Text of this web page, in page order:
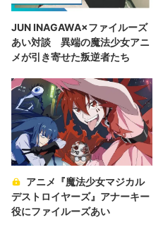
JUN INAGAWA×ファイルーズ
あい対談 異端の魔法少女アニ
メが引き寄せた叛逆者たち
アニメ『魔法少女マジカル
デストロイヤーズ』アナーキー
役にファイルーズあい